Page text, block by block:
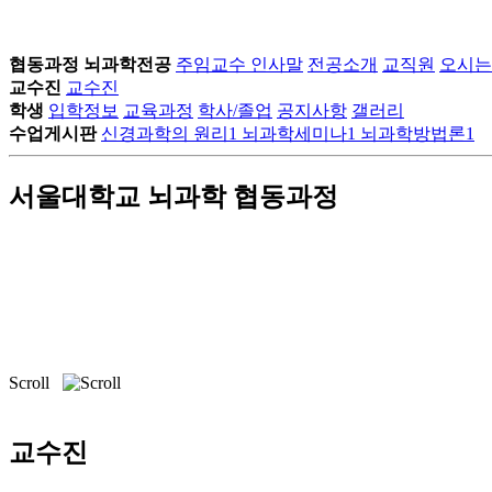
협동과정 뇌과학전공 주임교수 인사말 전공소개 교직원 오시
교수진 교수진
학생 입학정보 교육과정 학사/졸업 공지사항 갤러리
수업게시판 신경과학의 원리1 뇌과학세미나1 뇌과학방법론1
서울대학교 뇌과학 협동과정
Scroll
교수진